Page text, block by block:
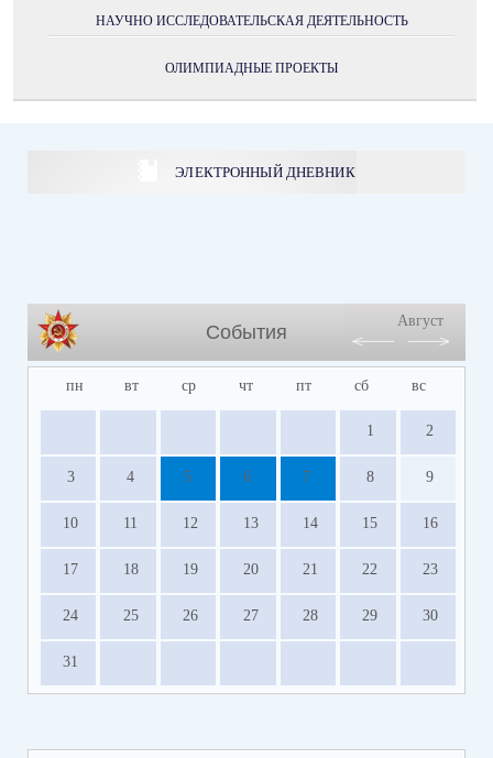
НАУЧНО ИССЛЕДОВАТЕЛЬСКАЯ ДЕЯТЕЛЬНОСТЬ
ОЛИМПИАДНЫЕ ПРОЕКТЫ
ЭЛЕКТРОННЫЙ ДНЕВНИК
События
Август
пн вт ср чт пт сб вс
1 2
3 4 5 6 7 8 9
10 11 12 13 14 15 16
17 18 19 20 21 22 23
24 25 26 27 28 29 30
31